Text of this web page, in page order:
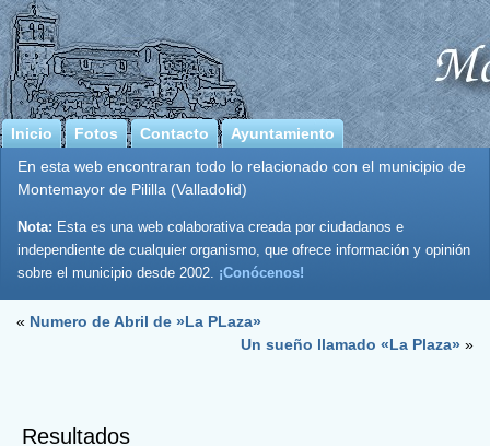
Inicio Fotos Contacto
Ayuntamiento
En esta web encontraran todo lo relacionado con el municipio de
Montemayor de Pililla (Valladolid)
Nota: Esta es una web colaborativa creada por ciudadanos e
independiente de cualquier organismo, que ofrece información y opinión
sobre el municipio desde 2002. ¡Conócenos!
« Numero de Abril de »La PLaza»
Un sueño llamado «La Plaza» »
Resultados